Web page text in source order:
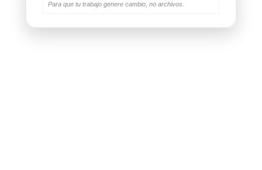
Para que tu trabajo genere cambio, no archivos.